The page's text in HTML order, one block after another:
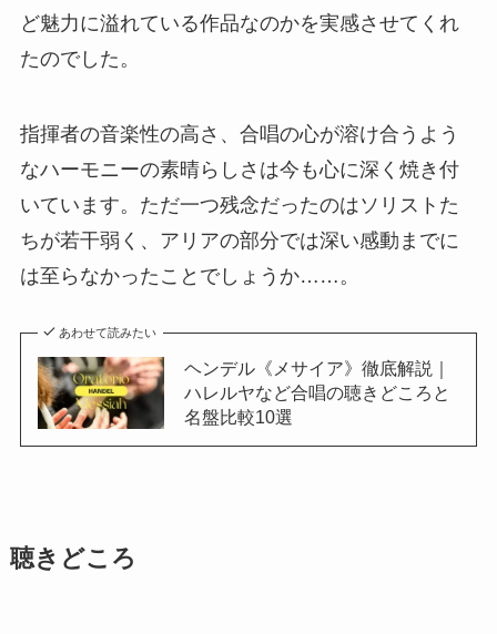
ど魅力に溢れている作品なのかを実感させてくれ
たのでした。
指揮者の音楽性の高さ、合唱の心が溶け合うよう
なハーモニーの素晴らしさは今も心に深く焼き付
いています。ただ一つ残念だったのはソリストた
ちが若干弱く、アリアの部分では深い感動までに
は至らなかったことでしょうか……。
あわせて読みたい
ヘンデル《メサイア》徹底解説｜
ハレルヤなど合唱の聴きどころと
名盤比較10選
聴きどころ